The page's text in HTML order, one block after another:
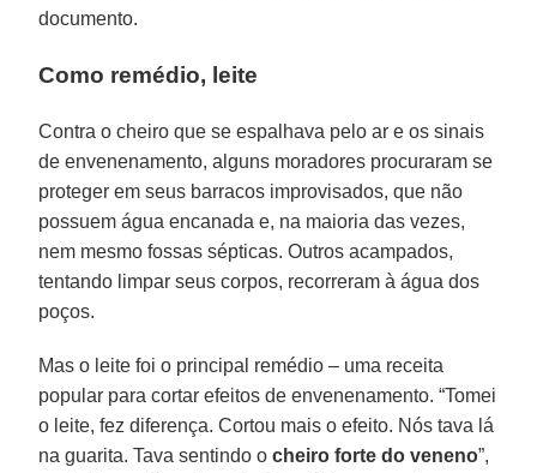
documento.
Como remédio, leite
Contra o cheiro que se espalhava pelo ar e os sinais
de envenenamento, alguns moradores procuraram se
proteger em seus barracos improvisados, que não
possuem água encanada e, na maioria das vezes,
nem mesmo fossas sépticas. Outros acampados,
tentando limpar seus corpos, recorreram à água dos
poços.
Mas o leite foi o principal remédio – uma receita
popular para cortar efeitos de envenenamento. “Tomei
o leite, fez diferença. Cortou mais o efeito. Nós tava lá
na guarita. Tava sentindo ocheiro forte do veneno”,